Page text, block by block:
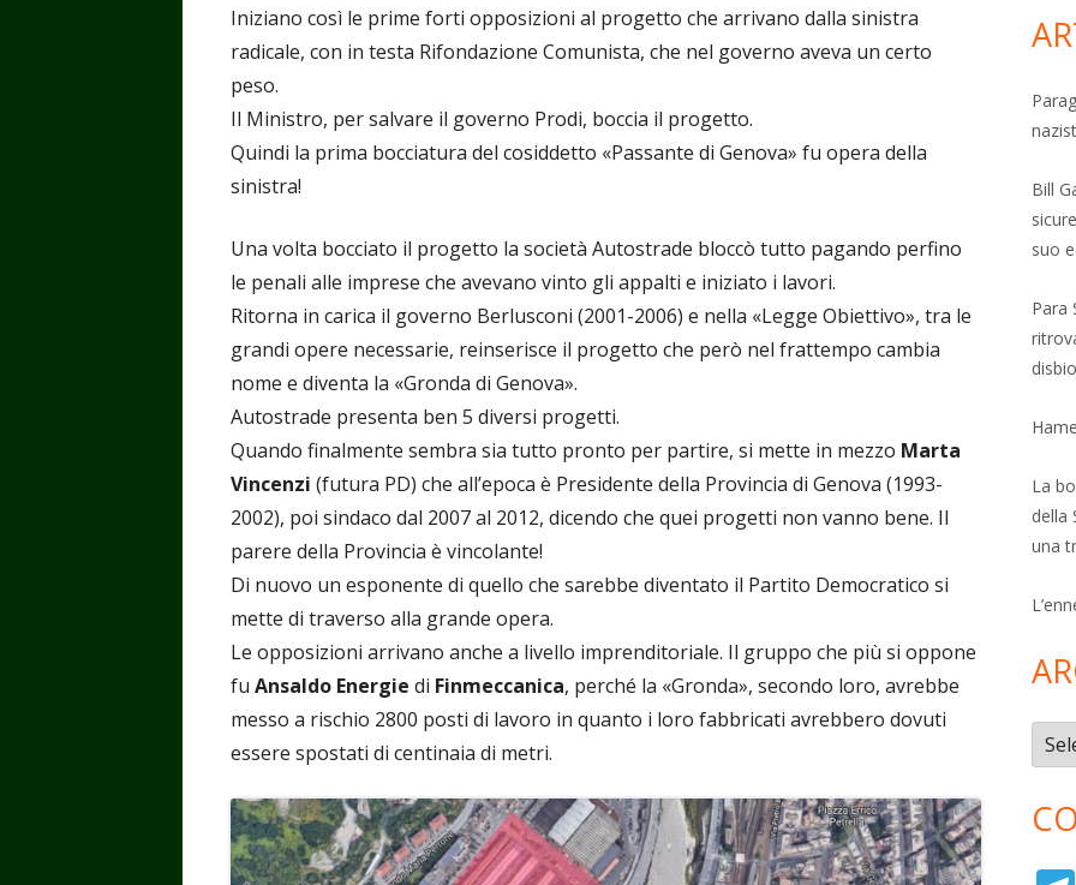
Iniziano così le prime forti opposizioni al progetto che arrivano dalla sinistra
radicale, con in testa Rifondazione Comunista, che nel governo aveva un certo
peso.
Il Ministro, per salvare il governo Prodi, boccia il progetto.
Quindi la prima bocciatura del cosiddetto «Passante di Genova» fu opera della
sinistra!
Una volta bocciato il progetto la società Autostrade bloccò tutto pagando perfino
le penali alle imprese che avevano vinto gli appalti e iniziato i lavori.
Ritorna in carica il governo Berlusconi (2001-2006) e nella «Legge Obiettivo», tra le
grandi opere necessarie, reinserisce il progetto che però nel frattempo cambia
nome e diventa la «Gronda di Genova».
Autostrade presenta ben 5 diversi progetti.
Quando finalmente sembra sia tutto pronto per partire, si mette in mezzo Marta
Vincenzi (futura PD) che all’epoca è Presidente della Provincia di Genova (1993-
2002), poi sindaco dal 2007 al 2012, dicendo che quei progetti non vanno bene. Il
parere della Provincia è vincolante!
Di nuovo un esponente di quello che sarebbe diventato il Partito Democratico si
mette di traverso alla grande opera.
Le opposizioni arrivano anche a livello imprenditoriale. Il gruppo che più si oppone
fu Ansaldo Energie di Finmeccanica, perché la «Gronda», secondo loro, avrebbe
messo a rischio 2800 posti di lavoro in quanto i loro fabbricati avrebbero dovuti
essere spostati di centinaia di metri.
Bill
suo
Para
La
della
una